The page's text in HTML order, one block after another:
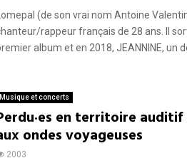
(de son vrai nom Antoine
rappeur français de 28 ans. Il
album et en 2018, JEANNINE, un
Musique et concerts
en territoire auditif
ondes voyageuses
2003